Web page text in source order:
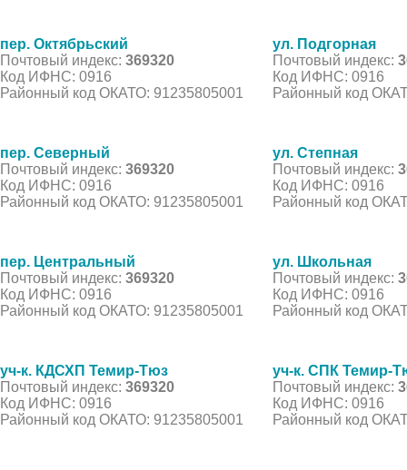
пер. Октябрьский
Почтовый индекс: 369320
Код ИФНС: 0916
Районный код ОКАТО: 91235805001
ул. Подгорная
Почтовый индекс:
Код ИФНС: 0916
Районный код
пер. Северный
Почтовый индекс: 369320
Код ИФНС: 0916
Районный код ОКАТО: 91235805001
ул. Степная
Почтовый индекс:
Код ИФНС: 0916
Районный код
пер. Центральный
Почтовый индекс: 369320
Код ИФНС: 0916
Районный код ОКАТО: 91235805001
ул. Школьная
Почтовый индекс:
Код ИФНС: 0916
Районный код
уч-к. КДСХП Темир-Тюз
Почтовый индекс: 369320
Код ИФНС: 0916
Районный код ОКАТО: 91235805001
уч-к. СПК Темир-
Почтовый индекс:
Код ИФНС: 0916
Районный код